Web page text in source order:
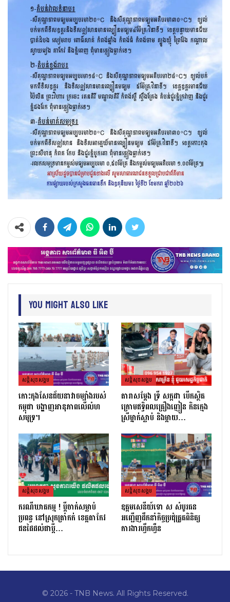
You Might Also Like
សន្តិសុខសង្គម
កោះកុងសែនជ័យនាវាចម្បាំងរបស់
កម្ពុជា បង្ហាញអានុភាពលើលំហ
សមុទ្រ។
សន្តិសុខសង្គម
តារាសម្ដែង ទ្រី សក្កដា បើកស្ថិត
ក្រោមឥទ្ធិពលគ្រឿងញៀន កិនក្មេង
ស្រីម្នាក់ស្លាប់ និងម្ដាយ…
សន្តិសុខសង្គម
ករណីឃាតកម្ម ! ប្ដីចាក់សម្លាប់
ប្រពន្ធ នៅស្រុកត្រាំកក់ ខេត្តតាកែវ
ជនដៃដល់ជាប្ដី…
សន្តិសុខសង្គម
ឧត្តមសេនីយ៍ទោ ស សំបូរធន
អញ្ជើញដឹកនាំកិច្ចប្រជុំត្រួតពិនិត្យ​
ការងារហ្វឹកហ្វឺន
© 2026 - TNB News. All Rights Reserved.